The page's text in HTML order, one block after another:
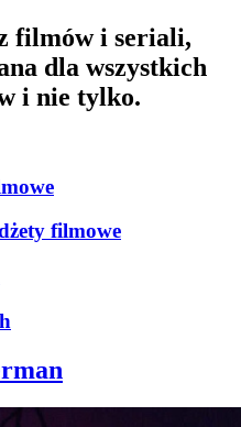
filmów i seriali,
dla wszystkich
i nie tylko.
filmowe